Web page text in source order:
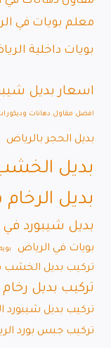
معلم بويات في الرياض
بويات داخلية
اسعار بديل
افضل مقاول دهانات
بديل الحجر بالرياض
بديل
بديل
بديل شيبورد في
بويات في الرياض
تركيب بديل الخشب
تركيب بديل
تركيب بديل شيبورد
تركيب جبس بورد